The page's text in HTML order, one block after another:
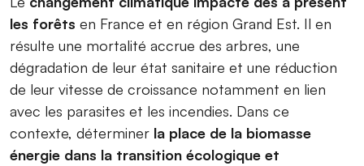
les forêts en France et en région Grand Est. Il en
résulte une mortalité accrue des arbres, une
dégradation de leur état sanitaire et une réduction
de leur vitesse de croissance notamment en lien
avec les parasites et les incendies. Dans ce
contexte, déterminer la place de la biomasse
énergie dans la transition écologique et